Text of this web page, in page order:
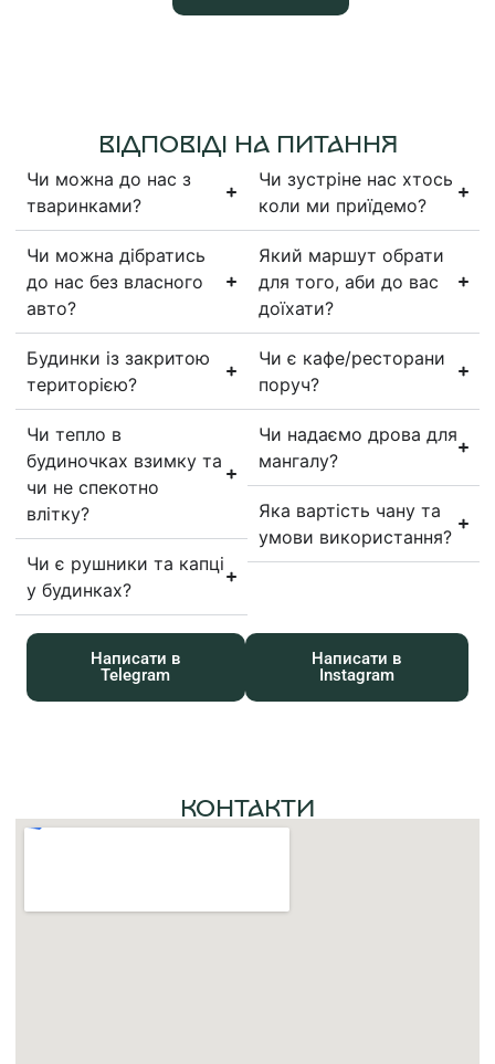
ВІДПОВІДІ НА ПИТАННЯ
Чи можна до нас з
тваринками?
Чи можна дібратись
до нас без власного
авто?
Будинки із закритою
територією?
Чи тепло в
будиночках взимку та
чи не спекотно
влітку?
Чи є рушники та капці
у будинках?
Чи зустріне нас хтось
коли ми приїдемо?
Який маршут обрати
для того, аби до вас
доїхати?
Чи є кафе/ресторани
поруч?
Чи надаємо дрова для
мангалу?
Яка вартість чану та
умови використання?
Написати в
Telegram
Написати в
Instagram
КОНТАКТИ